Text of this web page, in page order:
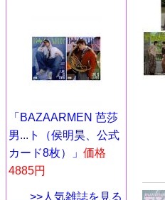
「BAZAARMEN 芭莎
男...ト（侯明昊、公式
カード8枚）」 価格
4885円
>>人気雑誌を見る